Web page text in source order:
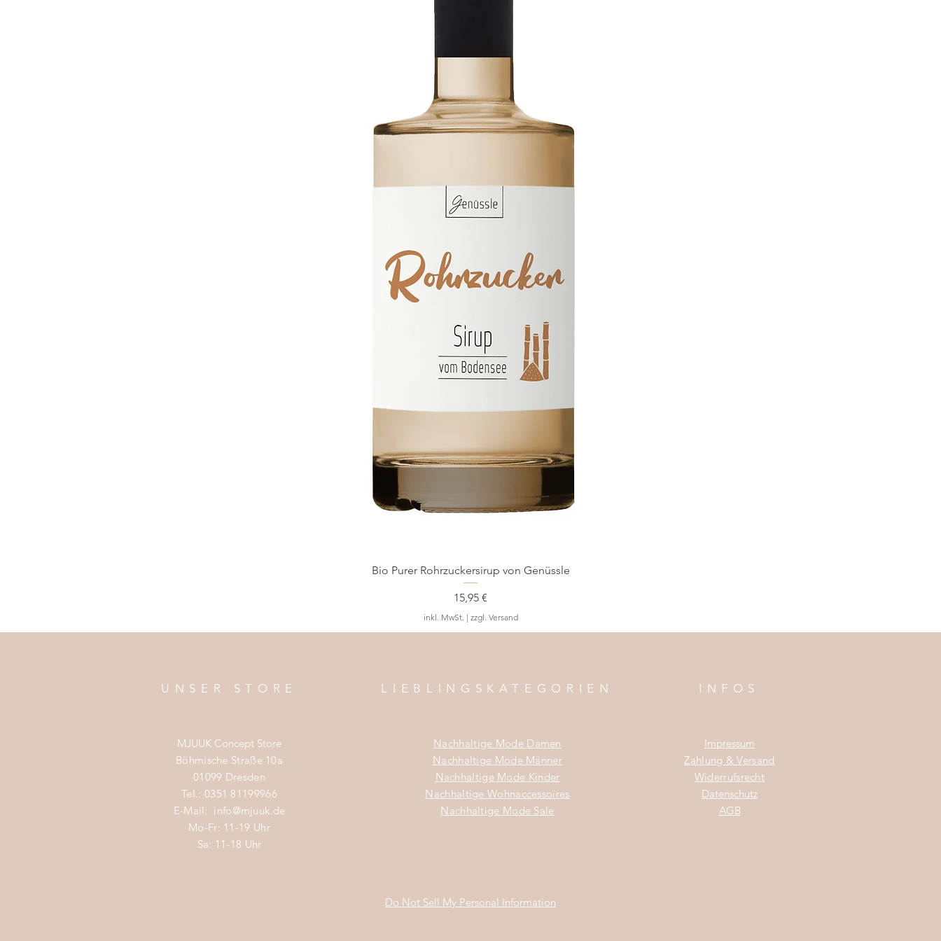
Bio Purer Rohrzuckersirup von Genüssle
Preis
15,95 €
inkl. MwSt. | zzgl. Versand
UNSER STORE
MJUUK Concept Store
Böhmische Straße 10a
01099 Dresden
Tel.: 0351 81199966
E-Mail: info@mjuuk.de
Mo-Fr: 11-19 Uhr
Sa: 11-18 Uhr
LIEBLINGSKATEGORIEN
Nachhaltige Mode Damen
Nachhaltige Mode Männer
Nachhaltige Mode Kinder
Nachhaltige Wohnaccessoires
Nachhaltige Mode Sale
INFOS
Impressum
Zahlung & Versand
Widerrufsrecht
Datenschutz
AGB
Do Not Sell My Personal Information